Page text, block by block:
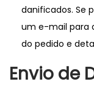
danificados. Se
um e-mail para
do pedido e
Envio de